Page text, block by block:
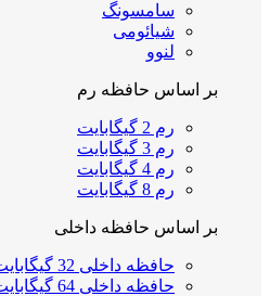
سامسونگ
شیائومی
لنوو
بر اساس حافظه رم
رم 2 گیگابایت
رم 3 گیگابایت
رم 4 گیگابایت
رم 8 گیگابایت
بر اساس حافظه داخلی
حافظه داخلی 32 گیگابایت
حافظه داخلی 64 گیگابایت